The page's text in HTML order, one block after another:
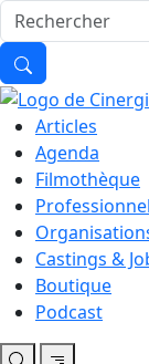
Articles
Agenda
Filmothèque
Castings &
Boutique
Podcast